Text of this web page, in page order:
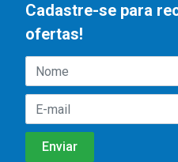
Cadastre-se para
ofertas!